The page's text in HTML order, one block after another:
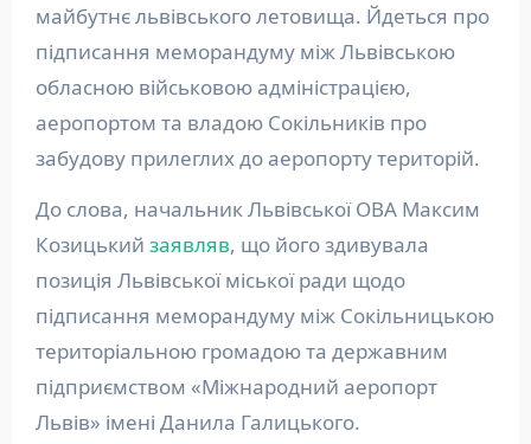
майбутнє львівського летовища. Йдеться про
підписання меморандуму між Львівською
обласною військовою адміністрацією,
аеропортом та владою Сокільників про
забудову прилеглих до аеропорту територій.
До слова, начальник Львівської ОВА Максим
Козицький заявляв, що його здивувала
позиція Львівської міської ради щодо
підписання меморандуму між Сокільницькою
територіальною громадою та державним
підприємством «Міжнародний аеропорт
Львів» імені Данила Галицького.